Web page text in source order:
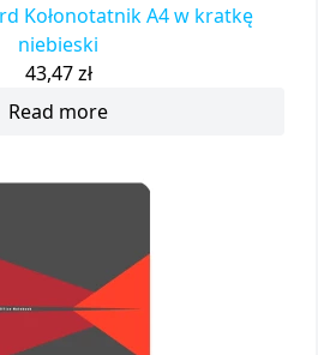
Kołonotatnik A4 w kratkę
niebieski
43,47zł
Read more